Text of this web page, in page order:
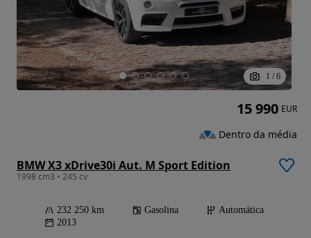
1 / 6
BMW X3 xDrive30i Aut. M Sport Edition
1998 cm3 • 245 cv
232 250 km Gasolina
Automática
2013
15 990 EUR
Dentro da média